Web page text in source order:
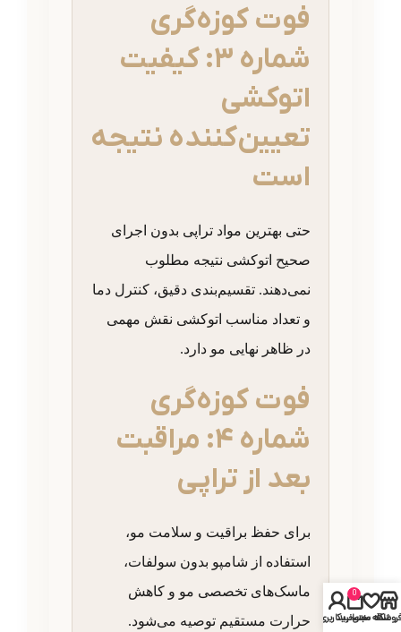
فوت کوزه‌گری
شماره ۳: کیفیت
اتوکشی
تعیین‌کننده نتیجه
است
حتی بهترین مواد تراپی بدون اجرای
صحیح اتوکشی نتیجه مطلوب
نمی‌دهند. تقسیم‌بندی دقیق، کنترل دما
و تعداد مناسب اتوکشی نقش مهمی
در ظاهر نهایی مو دارد.
فوت کوزه‌گری
شماره ۴: مراقبت
بعد از تراپی
برای حفظ براقیت و سلامت مو،
استفاده از شامپو بدون سولفات،
ماسک‌های تخصصی مو و کاهش
حرارت مستقیم توصیه می‌شود.
فروشگاه
علاقه مندی
0
سبد خرید
حساب کاربری من